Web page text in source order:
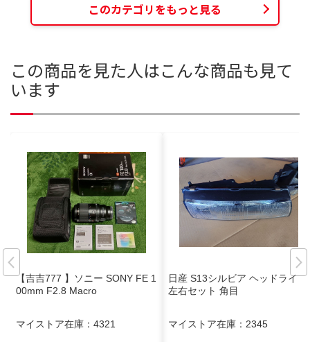
このカテゴリをもっと見る
この商品を見た人はこんな商品も見て
います
【吉吉777 】ソニー SONY FE 1
00mm F2.8 Macro
マイストア在庫： 4321
日産 S13シルビア ヘッドライト
左右セット 角目
マイストア在庫： 2345